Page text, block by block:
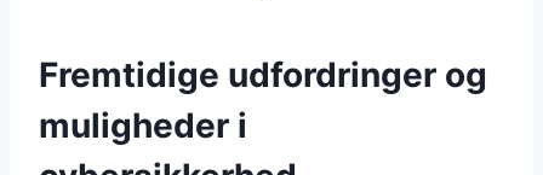
Fremtidige udfordringer og
muligheder i